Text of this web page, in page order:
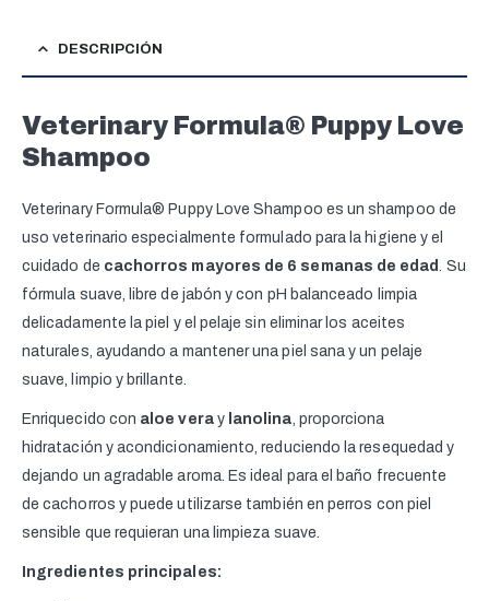
DESCRIPCIÓN
Veterinary Formula® Puppy Love
Shampoo
Veterinary Formula® Puppy Love Shampoo es un shampoo de
uso veterinario especialmente formulado para la higiene y el
cuidado de cachorros mayores de 6 semanas de edad. Su
fórmula suave, libre de jabón y con pH balanceado limpia
delicadamente la piel y el pelaje sin eliminar los aceites
naturales, ayudando a mantener una piel sana y un pelaje
suave, limpio y brillante.
Enriquecido con aloe veray lanolina, proporciona
hidratación y acondicionamiento, reduciendo la resequedad y
dejando un agradable aroma. Es ideal para el baño frecuente
de cachorros y puede utilizarse también en perros con piel
sensible que requieran una limpieza suave.
Ingredientes principales: